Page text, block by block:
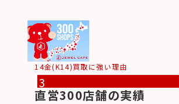
14金(K14)買取に強い理由
3
直営300店舗の実績